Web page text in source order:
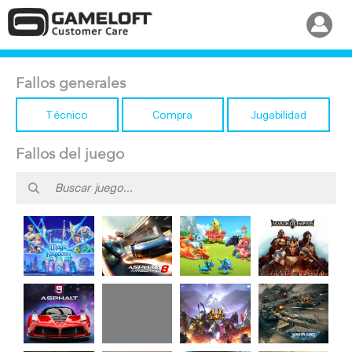
Fallos generales
Técnico Compra Jugabilidad
Fallos del juego
Disney
Magic
Kingdoms
Dragon
Mania
Legends
March of
Empires